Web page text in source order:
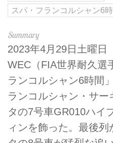
スパ・フランコルシャン6
2023年4月29日土曜日
WEC（FIA世界耐久選
ランコルシャン6時間
ランコルシャン・サー
タの7号車GR010ハイ
ィンを飾った。最後